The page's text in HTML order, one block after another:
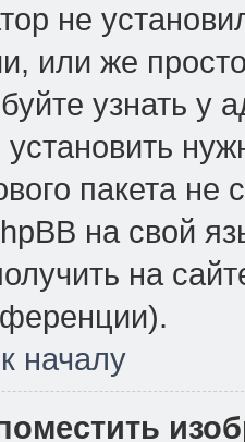
не
или же
узнать у
пакета
на свой
на
началу